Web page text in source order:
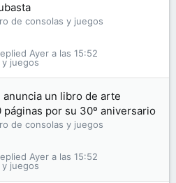
de consolas y juegos
juegos
Ayer a las 15:52
anuncia un libro de arte
páginas por su 30º aniversario
de consolas y juegos
juegos
Ayer a las 15:52